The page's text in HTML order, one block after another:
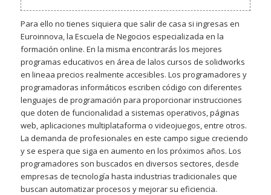
Para ello no tienes siquiera que salir de casa si ingresas en
Euroinnova, la Escuela de Negocios especializada en la
formación online. En la misma encontrarás los mejores
programas educativos en área de lalos cursos de solidworks
en lineaa precios realmente accesibles. Los programadores y
programadoras informáticos escriben código con diferentes
lenguajes de programación para proporcionar instrucciones
que doten de funcionalidad a sistemas operativos, páginas
web, aplicaciones multiplataforma o videojuegos, entre otros.
La demanda de profesionales en este campo sigue creciendo
y se espera que siga en aumento en los próximos años. Los
programadores son buscados en diversos sectores, desde
empresas de tecnología hasta industrias tradicionales que
buscan automatizar procesos y mejorar su eficiencia.